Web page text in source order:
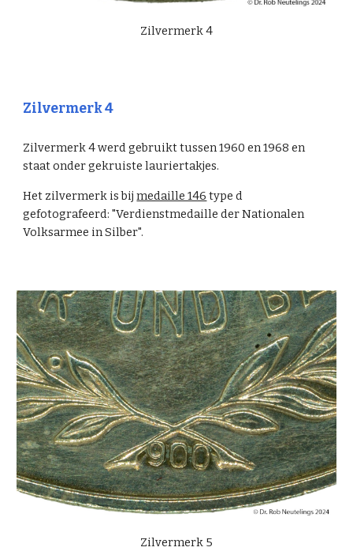
Zilvermerk 4
Zilvermerk 4
Zilvermerk 4 werd gebruikt tussen 1960 en 1968 en
staat onder gekruiste lauriertakjes.
Het zilvermerk is bijmedaille 146 type d
gefotografeerd: "Verdienstmedaille der Nationalen
Volksarmee in Silber".
Zilvermerk 5